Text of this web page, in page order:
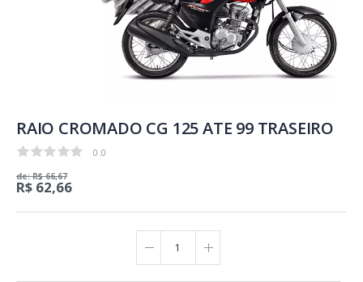
RAIO CROMADO CG 125 ATE 99 TRASEIRO
0.0
0.0
de: R$ 66,67
R$ 62,66